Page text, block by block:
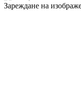
Зареждане на